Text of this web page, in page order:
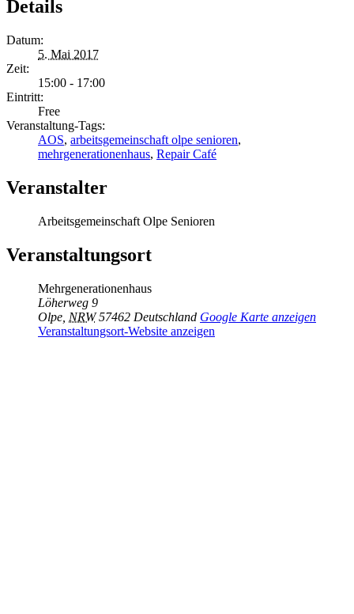
Details
Datum:
5. Mai 2017
Zeit:
15:00 - 17:00
Eintritt:
Free
Veranstaltung-Tags:
AOS, arbeitsgemeinschaft olpe senioren,
mehrgenerationenhaus, Repair Café
Veranstalter
Arbeitsgemeinschaft Olpe Senioren
Veranstaltungsort
Mehrgenerationenhaus
Löherweg 9
Olpe NRW 57462 Deutschland Google Karte anzeigen
Veranstaltungsort-Website anzeigen